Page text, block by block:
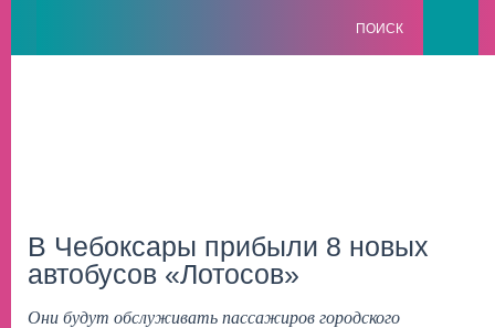
ПОИСК
В Чебоксары прибыли 8 новых
автобусов «Лотосов»
Они будут обслуживать пассажиров городского